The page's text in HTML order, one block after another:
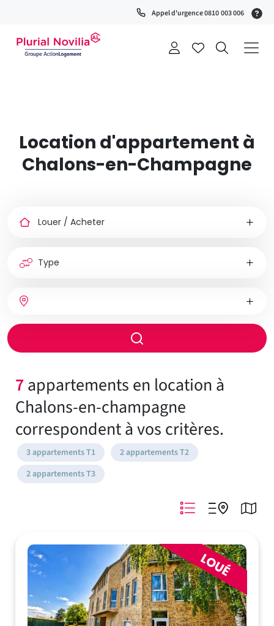
Appel d'urgence 0810 003 006
Location d'appartement à
Chalons-en-Champagne
chambres
chauffage
Rayon
de
7appartements en location à
Chalons-en-champagne
correspondent à vos critères.
3 appartements T1
2 appartements T2
2 appartements T3
de
chat